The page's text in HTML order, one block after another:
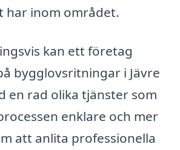
har inom området.
kan ett företag
bygglovsritningar i Jävre
en rad olika tjänster som
enklare och mer
att anlita professionella